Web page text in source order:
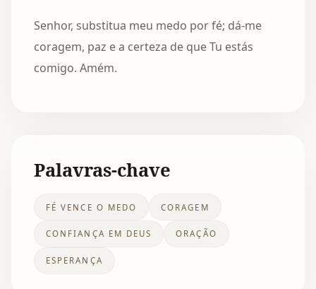
Senhor, substitua meu medo por fé; dá-me
coragem, paz e a certeza de que Tu estás
comigo. Amém.
Palavras-chave
FÉ VENCE O MEDO CORAGEM
CONFIANÇA EM DEUS ORAÇÃO
ESPERANÇA